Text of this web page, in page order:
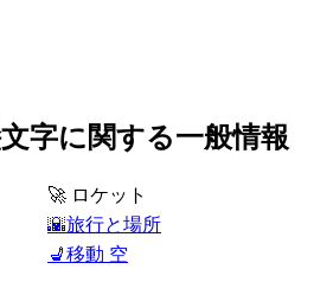
字に関する一般情報
🚀 ロケット
🌇旅行と場所
💺移動 空